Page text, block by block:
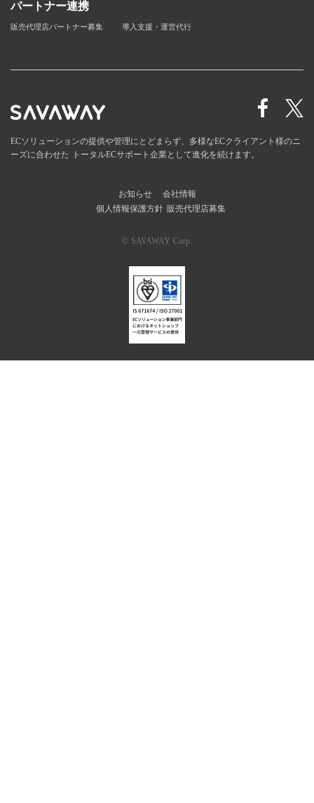
パートナー連携
販売代理店パートナー募集 導入支援・運営代行
ECソリューションの提供や管理にとどまらず、多様なECクライアント様のニ
ーズに合わせた トータルECサポート企業として進化を続けます。
お知らせ
会社情報
個人情報保護方針 販売代理店募集
© SAVAWAY Corp.